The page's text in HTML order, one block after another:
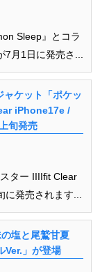
Sleep』とコラ
月1日に発売さ...
ケット「ポケッ
iPhone17e /
旬発売
ター IIIIfit Clear
発売されます...
塩と尾鷲甘夏
」が登場